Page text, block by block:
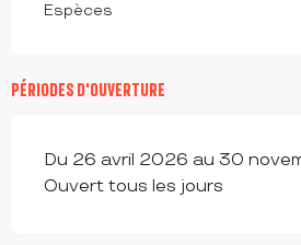
Espèces
PÉRIODES D'OUVERTURE
Du 26 avril 2026 au 30
Ouvert tous les jours